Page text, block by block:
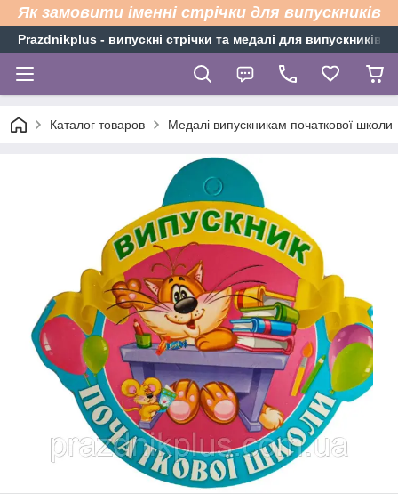
Як замовити іменні стрічки для випускників
Рrazdnikplus - випускні стрічки та медалі для випускників
Каталог товаров Медалі випускникам початкової школи